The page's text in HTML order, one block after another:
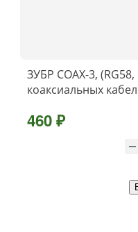
ЗУБР COAX-3,
коаксиальных
460 ₽